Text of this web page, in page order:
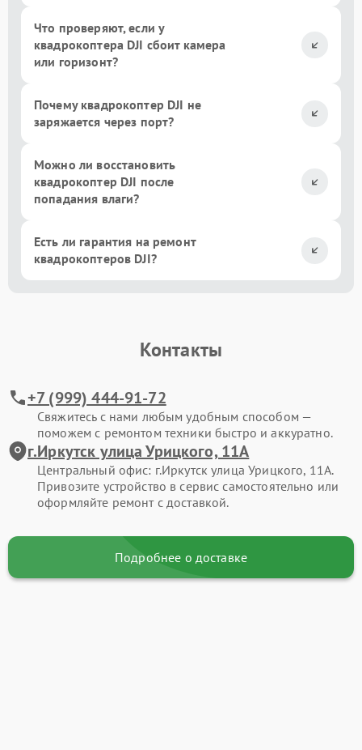
Что проверяют, если у
квадрокоптера DJI сбоит камера
или горизонт?
Почему квадрокоптер DJI не
заряжается через порт?
Можно ли восстановить
квадрокоптер DJI после
попадания влаги?
Есть ли гарантия на ремонт
квадрокоптеров DJI?
Контакты
+7 (999) 444-91-72
Свяжитесь с нами любым удобным способом —
поможем с ремонтом техники быстро и аккуратно.
г.Иркутск улица Урицкого, 11А
Центральный офис: г.Иркутск улица Урицкого, 11А.
Привозите устройство в сервис самостоятельно или
оформляйте ремонт с доставкой.
Подробнее о доставке